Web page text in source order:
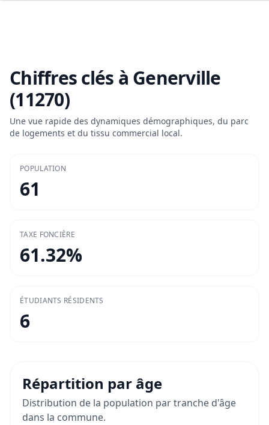
Chiffres clés à Generville
(11270)
Une vue rapide des dynamiques démographiques, du parc
de logements et du tissu commercial local.
POPULATION
61
TAXE FONCIÈRE
61.32%
ÉTUDIANTS RÉSIDENTS
6
Répartition par âge
Distribution de la population par tranche d'âge
dans la commune.